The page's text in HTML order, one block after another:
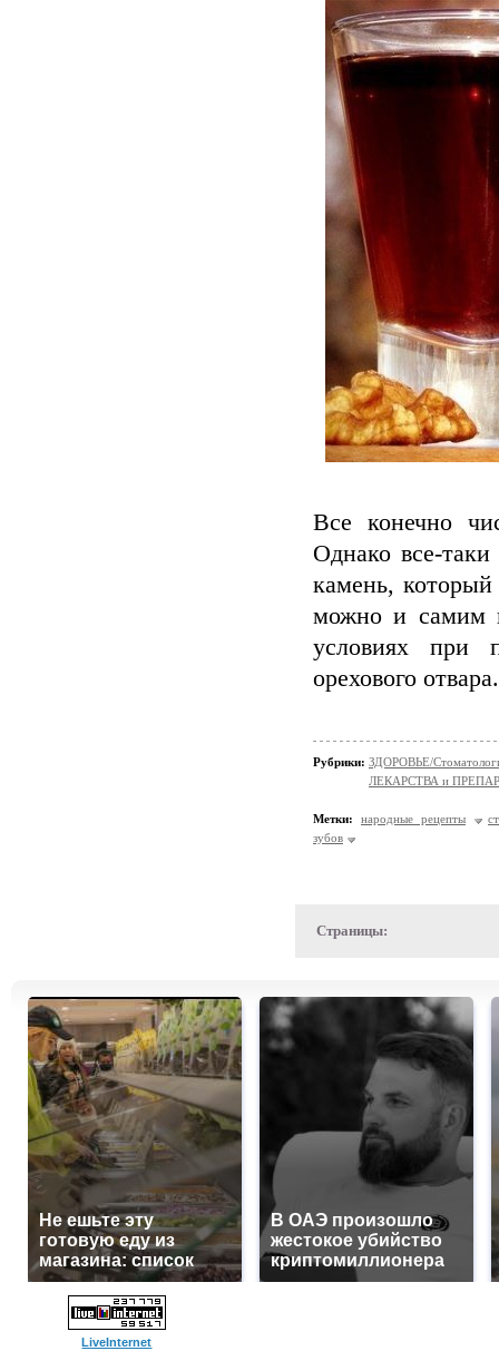
Все конечно
Однако все-
камень,
можно и самим
условиях при
орехового
Рубрики: ЗДОРОВЬЕ/
ЛЕКАРСТВА и
Метки: народные рецепты
зубов
Страницы:
Не ешьте эту
готовую еду из
магазина: список
В ОАЭ произошло
жестокое убийство
криптомиллионера
LiveInternet